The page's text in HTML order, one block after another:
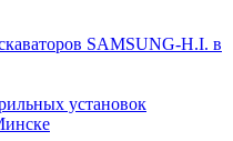
SAMSUNG-H.I. в
установок